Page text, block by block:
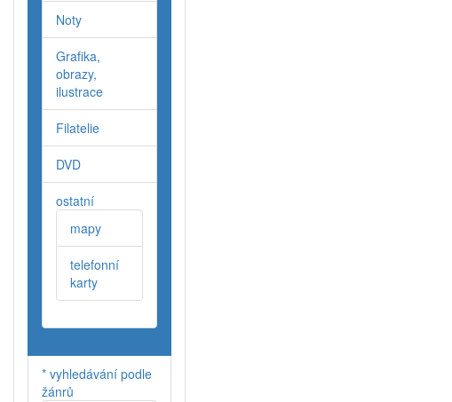
Noty
Grafika,
obrazy,
ilustrace
Filatelie
DVD
ostatní
mapy
telefonní
karty
* vyhledávání podle
žánrů